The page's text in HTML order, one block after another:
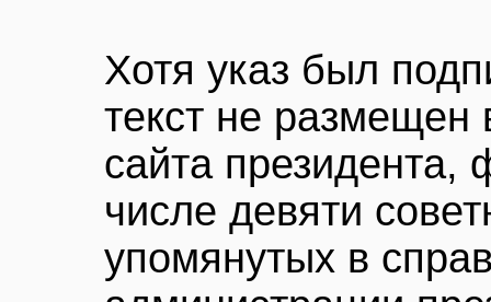
Хотя указ был
текст не размещен
сайта президента,
числе девяти
упомянутых в